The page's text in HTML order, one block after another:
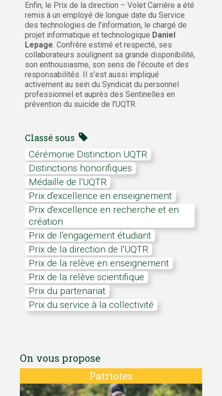
Enfin, le Prix de la direction – Volet Carrière a été
remis à un employé de longue date du Service
des technologies de l’information, le chargé de
projet informatique et technologique Daniel
Lepage. Confrère estimé et respecté, ses
collaborateurs soulignent sa grande disponibilité,
son enthousiasme, son sens de l’écoute et des
responsabilités. Il s’est aussi impliqué
activement au sein du Syndicat du personnel
professionnel et auprès des Sentinelles en
prévention du suicide de l’UQTR.
Classé sous
Cérémonie Distinction UQTR
distinctions honorifiques
Médaille de l'UQTR
Prix d'excellence en enseignement
Prix d'excellence en recherche et en
création
Prix de l'engagement étudiant
Prix de la direction de l'UQTR
Prix de la relève en enseignement
Prix de la relève scientifique
Prix du partenariat
Prix du service à la collectivité
On vous propose
Patriotes